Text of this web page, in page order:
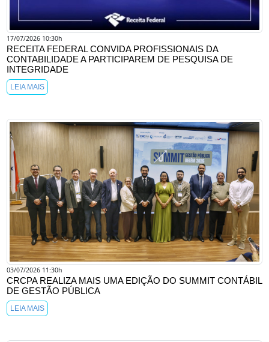
17/07/2026 10:30h
RECEITA FEDERAL CONVIDA PROFISSIONAIS DA
CONTABILIDADE A PARTICIPAREM DE PESQUISA DE
INTEGRIDADE
LEIA MAIS
03/07/2026 11:30h
CRCPA REALIZA MAIS UMA EDIÇÃO DO SUMMIT CONTÁBIL
DE GESTÃO PÚBLICA
LEIA MAIS